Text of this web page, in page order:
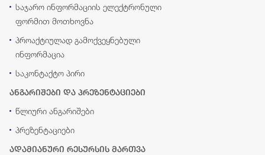
საჯარო ინფორმაციის ელექტრონული
ფორმით მოთხოვნა
პროაქტიულად გამოქვეყნებული
ინფორმაცია
საკონტაქტო პირი
ანგარიშები და პრეზენტაციები
წლიური ანგარიშები
პრეზენტაციები
ადამიანური რესურსის მართვა